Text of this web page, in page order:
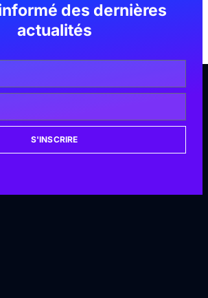
des dernières
actualités
S'INSCRIRE